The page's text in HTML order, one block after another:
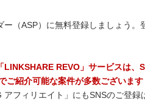
（ASP）に無料登録しましょう
LINKSHARE REVO」サービスは
紹介可能な案件が多数ございます
フィリエイト」にもSNSのご登録